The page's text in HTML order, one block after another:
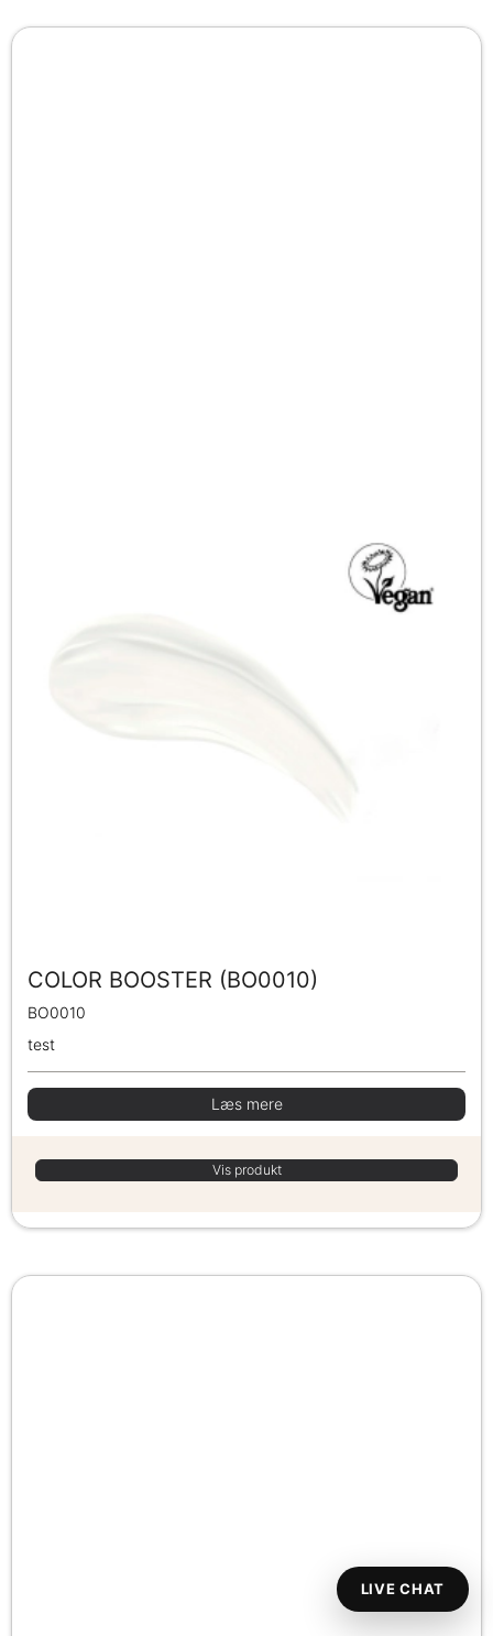
COLOR BOOSTER (BO0010)
BO0010
test
Læs mere
Vis produkt
LIVE CHAT